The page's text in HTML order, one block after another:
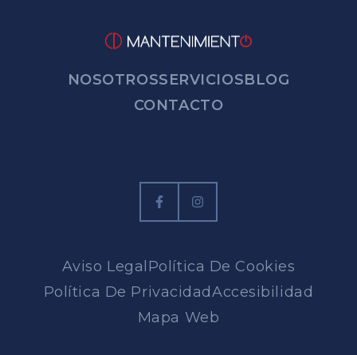
NOSOTROSSERVICIOSBLOG
CONTACTO
Aviso Legal Política De Cookies
Política De PrivacidadAccesibilidad
Mapa Web